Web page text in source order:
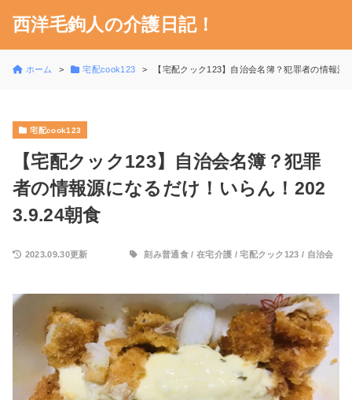
西洋毛鉤人の介護日記！
ホーム 宅配cook123 【宅配クック123】自治会名簿？犯罪者の情報
宅配cook123
【宅配クック123】自治会名簿？犯罪
者の情報源になるだけ！いらん！202
3.9.24朝食
2023.09.30更新 刻み普通食/ 在宅介護 /宅配クック123 / 自治会